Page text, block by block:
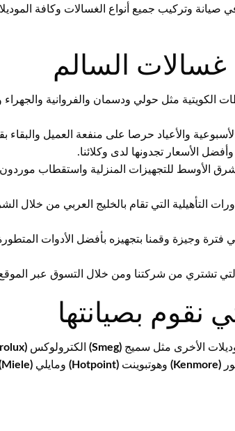
وتركيب جميع أنواع الغسالات وكافة
غسالات السالم
مثل حولي ودسمان والفروانية والجهراء
الأسعار تجدونها لدى وكلائنا.
الأوسط للتجهيزات المنزلية واستقطاب
التأهيلية التي تقام بالخليج العربي من خلال
وجيزة وقمنا بتجهيزه بأفضل الأدوات
تشتري من شركتنا ومن خلال التسوق عبر
نقوم بصيانتها
(Smeg) الكترولوكس (Electrolux)
(Kenmore) وهوتبوينت (Hotpoint) ومايلي (Miele)